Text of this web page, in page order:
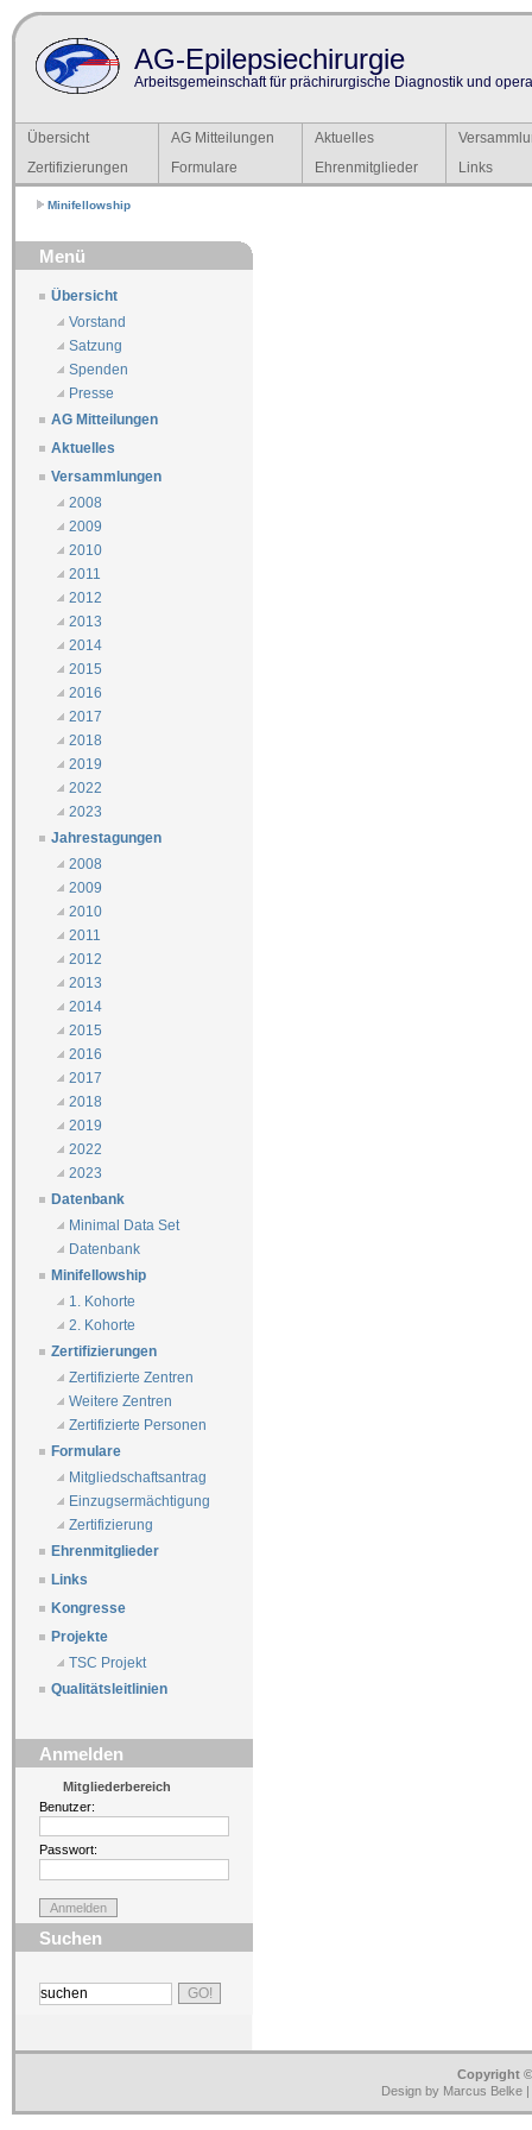
AG-Epilepsiechirurgie
Arbeitsgemeinschaft für prächirurgische Diagnostik und
Übersicht AG Mitteilungen Aktuelles
Zertifizierungen
Formulare Ehrenmitglieder Links
Minifellowship
Menü
Übersicht
Vorstand
Satzung
Spenden
Presse
AG Mitteilungen
Aktuelles
Versammlungen
2008
2009
2010
2011
2012
2013
2014
2015
2016
2017
2018
2019
2022
2023
Jahrestagungen
2008
2009
2010
2011
2012
2013
2014
2015
2016
2017
2018
2019
2022
2023
Datenbank
Minimal Data Set
Datenbank
Minifellowship
1. Kohorte
2. Kohorte
Zertifizierungen
Zertifizierte Zentren
Weitere Zentren
Zertifizierte Personen
Formulare
Mitgliedschaftsantrag
Einzugsermächtigung
Zertifizierung
Ehrenmitglieder
Links
Kongresse
Projekte
TSC Projekt
Qualitätsleitlinien
Anmelden
Mitgliederbereich
Benutzer:
Passwort:
Suchen
Copyright
Design by Marcus Belke